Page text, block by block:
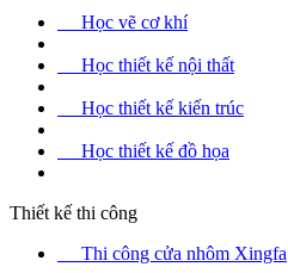
Học vẽ cơ khí
Học thiết kế nội thất
Học thiết kế kiến trúc
Học thiết kế đồ họa
Thiết kế thi công
Thi công cửa nhôm Xingfa